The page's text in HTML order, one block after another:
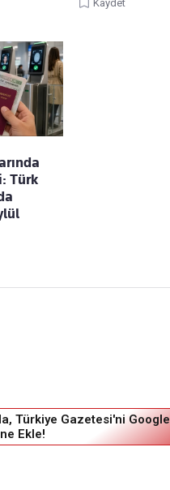
Kaydet
Türk
Türkiye Gazetesi'ni Google
Ekle!